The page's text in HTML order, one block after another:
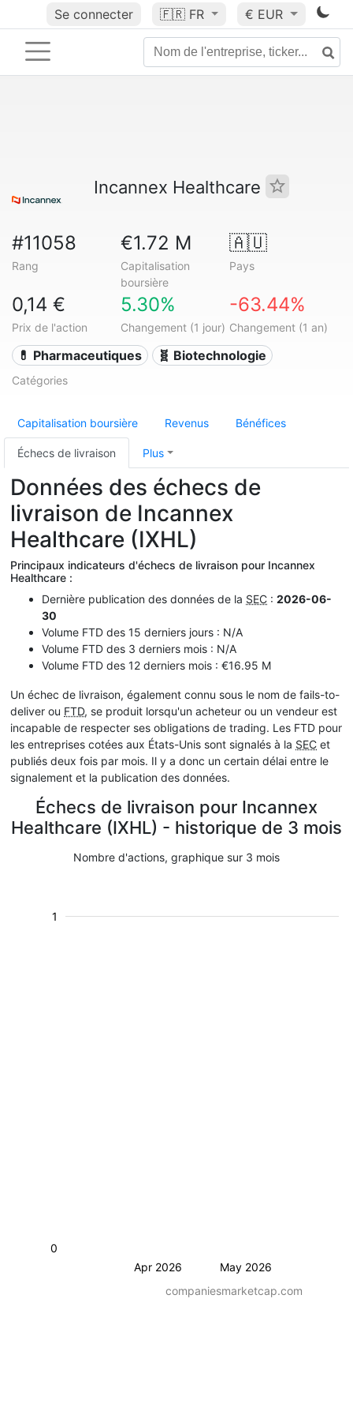
Se connecter 🇫🇷 FR € EUR
Incannex Healthcare
#11058
Rang
€1.72 M
Capitalisation
boursière
🇦🇺
Pays
0,14 €
Prix de l'action
5.30%
Changement (1 jour)
-63.44%
Changement (1 an)
💊 Pharmaceutiques 🧬 Biotechnologie
Catégories
Capitalisation boursière Revenus Bénéfices
Échecs de livraison Plus
Données des échecs de
livraison de Incannex
Healthcare (IXHL)
Principaux indicateurs d'échecs de livraison pour Incannex
Healthcare :
Dernière publication des données de la SEC : 2026-06-
30
Volume FTD des 15 derniers jours : N/A
Volume FTD des 3 derniers mois : N/A
Volume FTD des 12 derniers mois : €16.95 M
Un échec de livraison, également connu sous le nom de fails-to-
deliver ou FTD, se produit lorsqu'un acheteur ou un vendeur est
incapable de respecter ses obligations de trading. Les FTD pour
les entreprises cotées aux États-Unis sont signalés à la SEC et
publiés deux fois par mois. Il y a donc un certain délai entre le
signalement et la publication des données.
Échecs de livraison pour Incannex
Healthcare (IXHL) - historique de 3 mois
Nombre d'actions, graphique sur 3 mois
Apr 2026 May 2026
1
0
companiesmarketcap.com